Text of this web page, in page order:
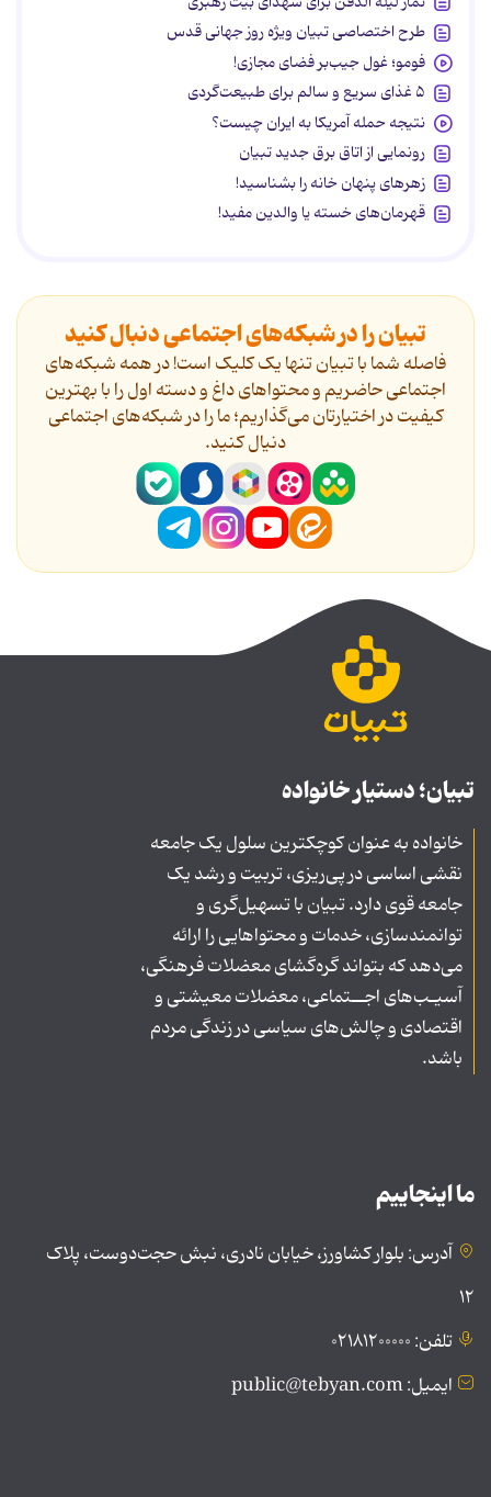
طرح اختصاصی تبیان ویژه روز جهانی قدس
فومو؛ غول جیب‌بر فضای مجازی!
۵ غذای سریع و سالم برای طبیعت‌گردی
نتیجه حمله آمریکا به ایران چیست؟
رونمایی از اتاق برق جدید تبیان
زهرهای پنهان خانه را بشناسید!
قهرمان‌های خسته یا والدین مفید!
تبیان را در شبکه‌های اجتماعی دنبال کنید
فاصله شما با تبیان تنها یک کلیک است! در همه شبکه‌های
اجتماعی حاضریم و محتواهای داغ و دسته اول را با بهترین
کیفیت در اختیارتان می‌گذاریم؛ ما را در شبکه‌های اجتماعی
دنیال کنید.
تبیان؛ دستیار خانواده
خانواده به عنوان کوچکترین سلول یک جامعه
نقشی اساسی در پی‌ریزی، تربیت و رشد یک
جامعه قوی دارد. تبیان با تسهیل‌گری و
توانمندسازی، خدمات و محتواهایی را ارائه
می‌دهد که بتواند گره‌گشای معضلات فرهنگی،
آسیـب‌های اجــتماعی، معضلات معیشتی و
اقتصادی و چالش‌های سیاسی در زندگی مردم
باشد.
ما اینجاییم
آدرس: بلوار کشاورز، خیابان نادری، نبش حجت‌دوست، پلاک
۱۲
تلفن: ۰۲۱۸۱۲۰۰۰۰۰
ایمیل: public@tebyan.com